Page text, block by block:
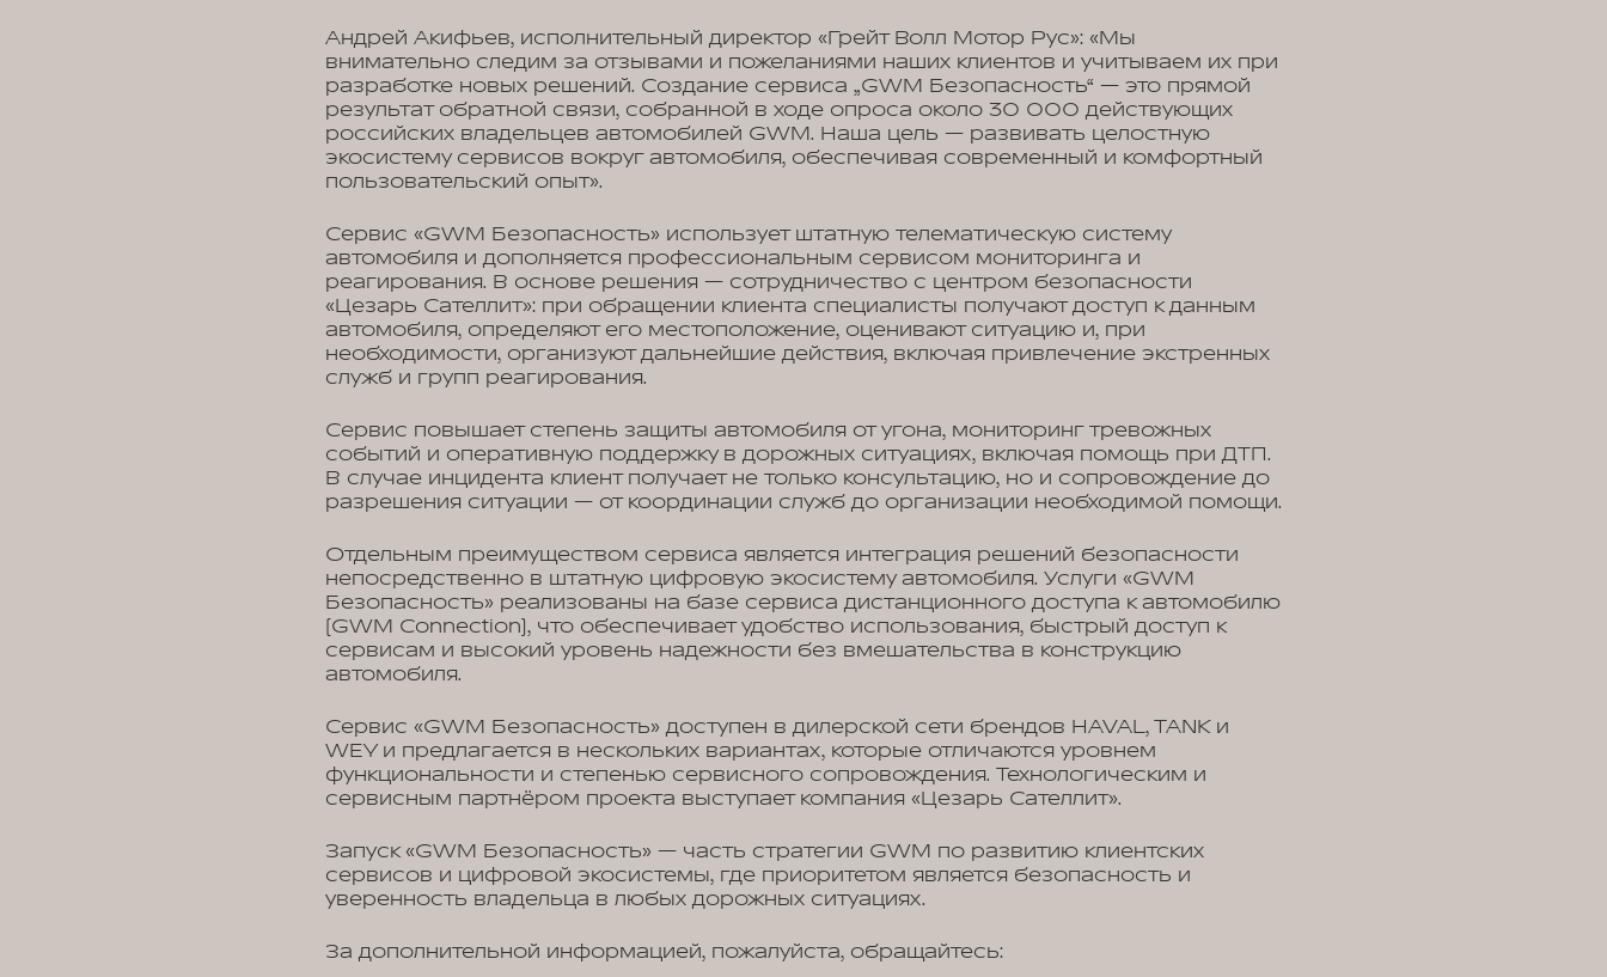
Андрей Акифьев, исполнительный директор «Грейт Волл Мотор Рус»: «Мы
внимательно следим за отзывами и пожеланиями наших клиентов и учитываем их при
разработке новых решений. Создание сервиса „GWM Безопасность“ — это прямой
результат обратной связи, собранной в ходе опроса около 30 000 действующих
российских владельцев автомобилей GWM. Наша цель — развивать целостную
экосистему сервисов вокруг автомобиля, обеспечивая современный и комфортный
пользовательский опыт».
Сервис «GWM Безопасность» использует штатную телематическую систему
автомобиля и дополняется профессиональным сервисом мониторинга и
реагирования. В основе решения — сотрудничество с центром безопасности
«Цезарь Сателлит»: при обращении клиента специалисты получают доступ к данным
автомобиля, определяют его местоположение, оценивают ситуацию и, при
необходимости, организуют дальнейшие действия, включая привлечение экстренных
служб и групп реагирования.
Сервис повышает степень защиты автомобиля от угона, мониторинг тревожных
событий и оперативную поддержку в дорожных ситуациях, включая помощь при ДТП.
В случае инцидента клиент получает не только консультацию, но и сопровождение до
разрешения ситуации — от координации служб до организации необходимой помощи.
Отдельным преимуществом сервиса является интеграция решений безопасности
непосредственно в штатную цифровую экосистему автомобиля. Услуги «GWM
Безопасность» реализованы на базе сервиса дистанционного доступа к автомобилю
(GWM Connection), что обеспечивает удобство использования, быстрый доступ к
сервисам и высокий уровень надежности без вмешательства в конструкцию
автомобиля.
Сервис «GWM Безопасность» доступен в дилерской сети брендов HAVAL, TANK и
WEY и предлагается в нескольких вариантах, которые отличаются уровнем
функциональности и степенью сервисного сопровождения. Технологическим и
сервисным партнёром проекта выступает компания «Цезарь Сателлит».
Запуск «GWM Безопасность» — часть стратегии GWM по развитию клиентских
сервисов и цифровой экосистемы, где приоритетом является безопасность и
уверенность владельца в любых дорожных ситуациях.
За дополнительной информацией, пожалуйста, обращайтесь: